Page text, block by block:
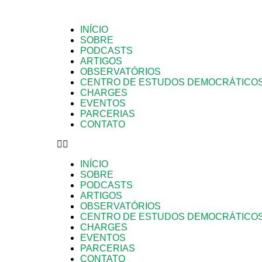
INÍCIO
SOBRE
PODCASTS
ARTIGOS
OBSERVATÓRIOS
CENTRO DE ESTUDOS
CHARGES
EVENTOS
PARCERIAS
CONTATO
INÍCIO
SOBRE
PODCASTS
ARTIGOS
OBSERVATÓRIOS
CENTRO DE ESTUDOS
CHARGES
EVENTOS
PARCERIAS
CONTATO